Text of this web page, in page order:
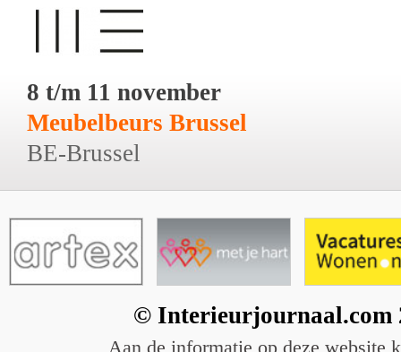
8 t/m 11 november
Meubelbeurs Brussel
BE-Brussel
© Interieurjournaal.com
Aan de informatie op deze website